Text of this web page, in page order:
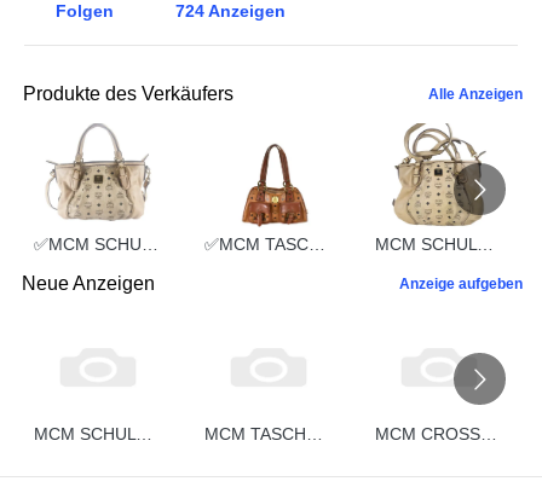
Folgen 724Anzeigen
Produkte des Verkäufers Alle Anzeigen
Neue Anzeigen Anzeige aufgeben